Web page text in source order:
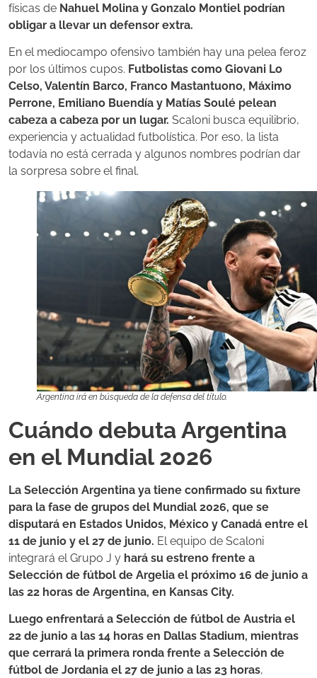
físicas de Nahuel Molina y Gonzalo Montiel podrían
obligar a llevar un defensor extra.
En el mediocampo ofensivo también hay una pelea feroz
por los últimos cupos. Futbolistas como Giovani Lo
Celso, Valentín Barco, Franco Mastantuono, Máximo
Perrone, Emiliano Buendía y Matías Soulé pelean
cabeza a cabeza por un lugar. Scaloni busca equilibrio,
experiencia y actualidad futbolística. Por eso, la lista
todavía no está cerrada y algunos nombres podrían dar
la sorpresa sobre el final.
Argentina irá en búsqueda de la defensa del título.
Cuándo debuta Argentina
en el Mundial 2026
La Selección Argentina ya tiene confirmado su fixture
para la fase de grupos del Mundial 2026, que se
disputará en Estados Unidos, México y Canadá entre el
11 de junio y el 27 de junio. El equipo de Scaloni
integrará el Grupo J y hará su estreno frente a
Selección de fútbol de Argelia el próximo 16 de junio a
las 22 horas de Argentina, en Kansas City.
Luego enfrentará a Selección de fútbol de Austria el
22 de junio a las 14 horas en Dallas Stadium, mientras
que cerrará la primera ronda frente a Selección de
fútbol de Jordania el 27 de junio a las 23 horas,